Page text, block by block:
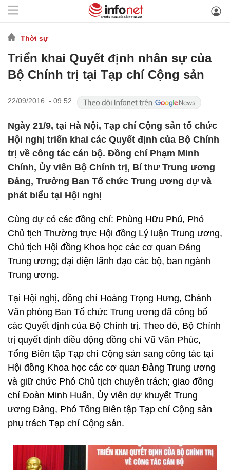
Thời sự
Triển khai Quyết định nhân sự của
Bộ Chính trị tại Tạp chí Cộng sản
22/09/2016 - 09:52
Ngày 21/9, tại Hà Nội, Tạp chí Cộng sản tổ chức
Hội nghị triển khai các Quyết định của Bộ Chính
trị về công tác cán bộ. Đồng chí Phạm Minh
Chính, Ủy viên Bộ Chính trị, Bí thư Trung ương
Đảng, Trưởng Ban Tổ chức Trung ương dự và
phát biểu tại Hội nghị
Cùng dự có các đồng chí: Phùng Hữu Phú, Phó
Chủ tịch Thường trực Hội đồng Lý luận Trung ương,
Chủ tịch Hội đồng Khoa học các cơ quan Đảng
Trung ương; đại diện lãnh đạo các bộ, ban ngành
Trung ương.
Tại Hội nghị, đồng chí Hoàng Trọng Hưng, Chánh
Văn phòng Ban Tổ chức Trung ương đã công bố
các Quyết định của Bộ Chính trị. Theo đó, Bộ Chính
trị quyết định điều động đồng chí Vũ Văn Phúc,
Tổng Biên tập Tạp chí Cộng sản sang công tác tại
Hội đồng Khoa học các cơ quan Đảng Trung ương
và giữ chức Phó Chủ tịch chuyên trách; giao đồng
chí Đoàn Minh Huấn, Ủy viên dự khuyết Trung
ương Đảng, Phó Tổng Biên tập Tạp chí Cộng sản
phụ trách Tạp chí Cộng sản.